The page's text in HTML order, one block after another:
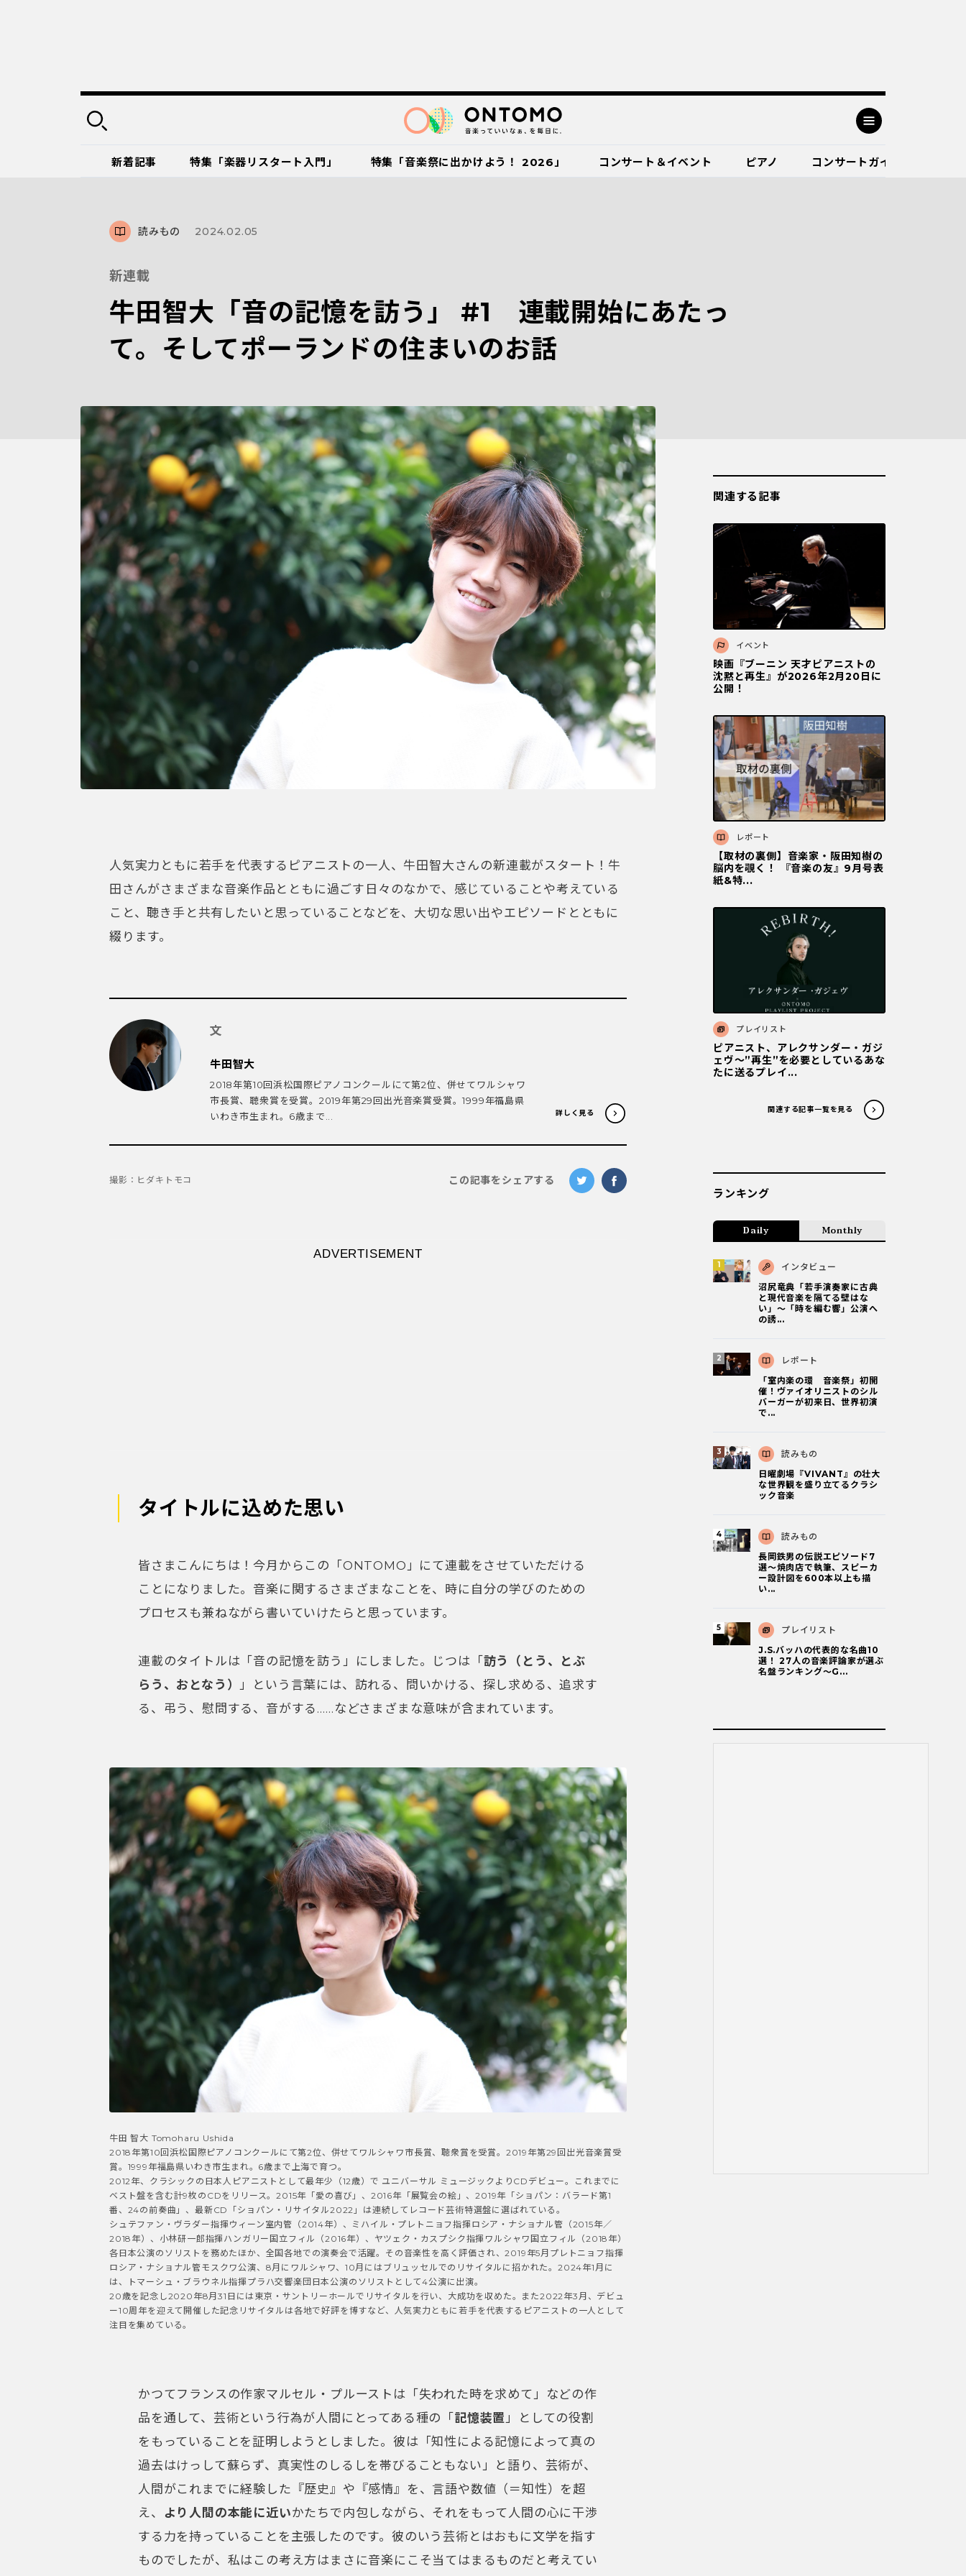
新着記事 特集「楽器リスタート入門」 特集「音楽祭に出かけよう！ 2026」 コンサート＆イベント ピアノ コンサートガイド
読みもの 2024.02.05
新連載
牛田智大「音の記憶を訪う」 #1 連載開始にあたっ
て。そしてポーランドの住まいのお話
人気実力ともに若手を代表するピアニストの一人、牛田智大さんの新連載がスタート！牛
田さんがさまざまな音楽作品とともに過ごす日々のなかで、感じていることや考えている
こと、聴き手と共有したいと思っていることなどを、大切な思い出やエピソードとともに
綴ります。
文
牛田智大
2018年第10回浜松国際ピアノコンクールにて第2位、併せてワルシャワ
市長賞、聴衆賞を受賞。2019年第29回出光音楽賞受賞。1999年福島県
いわき市生まれ。6歳まで...
詳しく見る
撮影：ヒダキトモコ この記事をシェアする
ADVERTISEMENT
タイトルに込めた思い
皆さまこんにちは！今月からこの「ONTOMO」にて連載をさせていただける
ことになりました。 音楽に関するさまざまなことを、時に自分の学びのための
プロセスも兼ねながら書いていけたらと思っています。
連載のタイトルは「音の記憶を訪う」にしました。じつは「 訪う（とう、とぶ
らう、おとなう） 」という言葉には、訪れる、問いかける、探し求める、追求す
る、弔う、慰問する、音がする……などさまざまな意味が含まれています。
牛田 智大 Tomoharu Ushida
2018年第10回浜松国際ピアノコンクールにて第2位、併せてワルシャワ市長賞、聴衆賞を受賞。2019年第29回出光音楽賞受
賞。1999年福島県いわき市生まれ。6歳まで上海で育つ。
2012年、クラシックの日本人ピアニストとして最年少（12歳）で ユニバーサル ミュージックよりCDデビュー。これまでに
ベスト盤を含む計9枚のCDをリリース。2015年「愛の喜び」、2016年「展覧会の絵」、2019年「ショパン：バラード第1
番、24の前奏曲」、最新CD「ショパン・リサイタル2022」は連続してレコード芸術特選盤に選ばれている。
シュテファン・ヴラダー指揮ウィーン室内管（2014年）、ミハイル・プレトニョフ指揮ロシア・ナショナル管（2015年／
2018年）、小林研一郎指揮ハンガリー国立フィル（2016年）、ヤツェク・カスプシク指揮ワルシャワ国立フィル（2018年）
各日本公演のソリストを務めたほか、全国各地での演奏会で活躍。その音楽性を高く評価され、2019年5月プレトニョフ指揮
ロシア・ナショナル管モスクワ公演、8月にワルシャワ、10月にはブリュッセルでのリサイタルに招かれた。2024年1月に
は、トマーシュ・ブラウネル指揮プラハ交響楽団日本公演のソリストとして4公演に出演。
20歳を記念し2020年8月31日には東京・サントリーホールでリサイタルを行い、大成功を収めた。また2022年3月、デビュ
ー10周年を迎えて開催した記念リサイタルは各地で好評を博すなど、人気実力ともに若手を代表するピアニストの一人として
注目を集めている。
かつてフランスの作家マルセル・プルーストは「失われた時を求めて」などの作
品を通して、芸術という行為が人間にとってある種の「 記憶装置」としての役割
をもっていることを証明しようとしました。彼は「知性による記憶によって真の
過去はけっして蘇らず、真実性のしるしを帯びることもない」と語り、芸術が、
人間がこれまでに経験した『歴史』や『感情』を、言語や数値（＝知性）を超
え、
より人間の本能に近いかたちで内包しながら、それをもって人間の心に干渉
する力を持っていることを主張したのです。彼のいう芸術とはおもに文学を指す
ものでしたが、私はこの考え方はまさに音楽にこそ当てはまるものだと考えてい
関連する記事
イベント
映画『ブーニン 天才ピアニストの
沈黙と再⽣』が2026年2⽉20⽇に
公開！
レポート
【取材の裏側】音楽家・阪田知樹の
脳内を覗く！ 『音楽の友』9月号表
紙&特...
プレイリスト
ピアニスト、アレクサンダー・ガジ
ェヴ～”再生”を必要としているあな
たに送るプレイ...
関連する記事一覧を見る
ランキング
Daily Monthly
インタビュー
沼尻竜典「若手演奏家に古典
と現代音楽を隔てる壁はな
い」～「時を編む響」公演へ
の誘...
レポート
「室内楽の環 音楽祭」初開
催！ヴァイオリニストのシル
バーガーが初来日、世界初演
で...
読みもの
日曜劇場『VIVANT』の壮大
な世界観を盛り立てるクラシ
ック音楽
読みもの
長岡鉄男の伝説エピソード7
選〜焼肉店で執筆、スピーカ
ー設計図を600本以上も描
い...
プレイリスト
J.S.バッハの代表的な名曲10
選！ 27人の音楽評論家が選ぶ
名盤ランキング〜G...